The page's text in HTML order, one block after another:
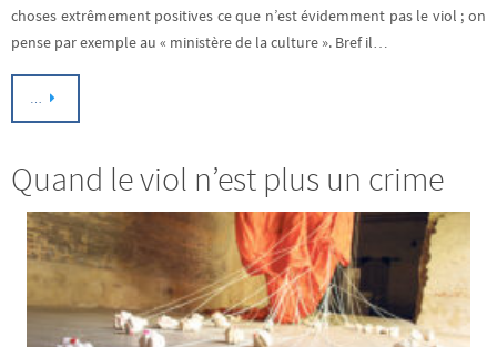
choses extrêmement positives ce que n’est évidemment pas le viol ; on
pense par exemple au « ministère de la culture ». Bref il…
…
Quand le viol n’est plus un crime